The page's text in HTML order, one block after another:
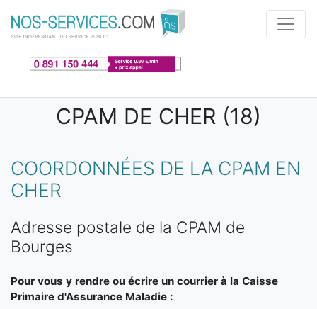
Aller au contenu principal
CPAM DE CHER (18)
COORDONNÉES DE LA CPAM EN
CHER
Adresse postale de la CPAM de
Bourges
Pour vous y rendre ou écrire un courrier à la Caisse
Primaire d'Assurance Maladie :